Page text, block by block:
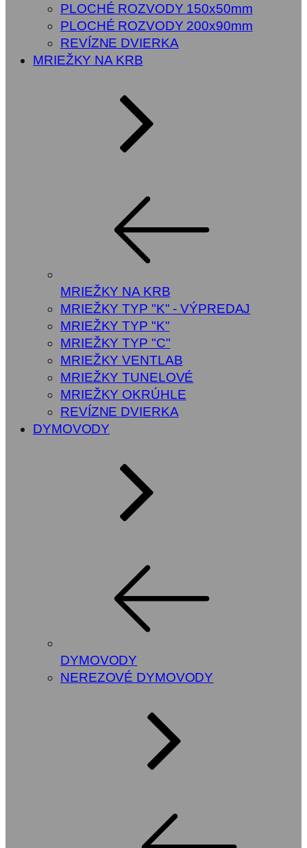
PLOCHÉ ROZVODY 150x50mm
PLOCHÉ ROZVODY 200x90mm
REVÍZNE DVIERKA
MRIEŽKY NA KRB
MRIEŽKY NA KRB
MRIEŽKY TYP "K" - VÝPREDAJ
MRIEŽKY TYP "K"
MRIEŽKY TYP "C"
MRIEŽKY VENTLAB
MRIEŽKY TUNELOVÉ
MRIEŽKY OKRÚHLE
REVÍZNE DVIERKA
DYMOVODY
DYMOVODY
NEREZOVÉ DYMOVODY